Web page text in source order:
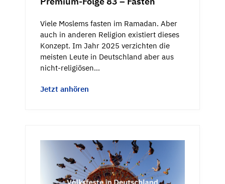
Viele Moslems fasten im Ramadan. Aber
auch in anderen Religion existiert dieses
Konzept. Im Jahr 2025 verzichten die
meisten Leute in Deutschland aber aus
nicht-religiösen…
Jetzt anhören